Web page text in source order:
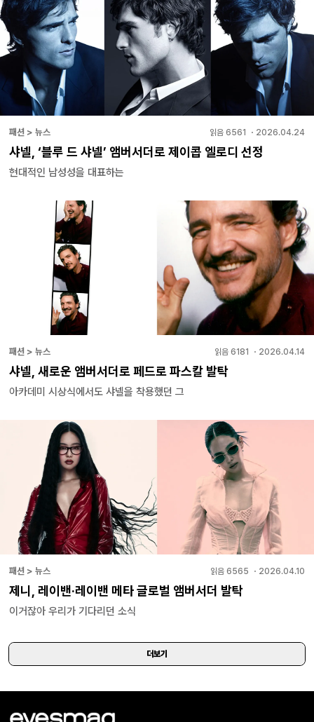
패션 > 뉴스 읽음 6561 ・ 2026.04.24
샤넬, ‘블루 드 샤넬’ 앰버서더로 제이콥 엘로디 선정
현대적인 남성성을 대표하는
패션 > 뉴스 읽음 6181 ・ 2026.04.14
샤넬, 새로운 앰버서더로 페드로 파스칼 발탁
아카데미 시상식에서도 샤넬을 착용했던 그
패션 > 뉴스 읽음 6565 ・ 2026.04.10
제니, 레이밴·레이밴 메타 글로벌 앰버서더 발탁
이거잖아 우리가 기다리던 소식
더보기